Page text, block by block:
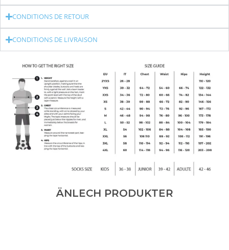
CONDITIONS DE RETOUR
CONDITIONS DE LIVRAISON
ÄNLECH PRODUKTER